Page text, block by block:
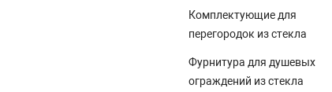
Комплектующие для
перегородок из стекла
Фурнитура для душевых
ограждений из стекла